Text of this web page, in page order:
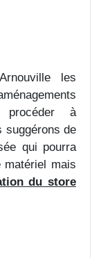
les
à
suggérons de
qui pourra
mais
du store